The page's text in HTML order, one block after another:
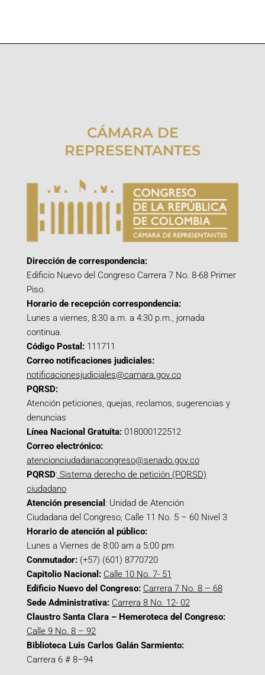
CÁMARA DE
REPRESENTANTES
Dirección de correspondencia:
Edificio Nuevo del Congreso Carrera 7 No. 8-68 Primer
Piso.
Horario de recepción correspondencia:
Lunes a viernes, 8:30 a.m. a 4:30 p.m., jornada
continua.
Código Postal: 111711
Correo notificaciones judiciales:
notificacionesjudiciales@camara.gov.co
PQRSD:
Atención peticiones, quejas, reclamos, sugerencias y
denuncias
Línea Nacional Gratuita: 018000122512
Correo electrónico:
atencionciudadanacongreso@senado.gov.co
PQRSD: Sistema derecho de petición (PQRSD)
ciudadano
Atención presencial : Unidad de Atención
Ciudadana del Congreso, Calle 11 No. 5 – 60 Nivel 3
Horario de atención al público:
Lunes a Viernes de 8:00 am a 5:00 pm
Conmutador: (+57) (601) 8770720
Capitolio Nacional: Calle 10 No. 7- 51
Edificio Nuevo del Congreso: Carrera 7 No. 8 – 68
Sede Administrativa: Carrera 8 No. 12- 02
Claustro Santa Clara – Hemeroteca del Congreso:
Calle 9 No. 8 – 92
Biblioteca Luis Carlos Galán Sarmiento:
Carrera 6 # 8–94